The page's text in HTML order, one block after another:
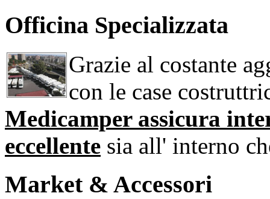
Officina Specializzata
Grazie al costante
con le case
Medicamper assicura
eccellente sia all' interno
Market & Accessori